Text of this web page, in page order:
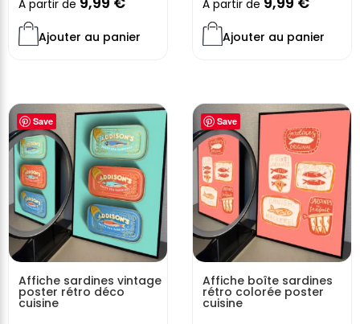
À partir de
Ajouter au panier
À partir de
Ajouter au panier
Save
Affiche sardines vintage
poster rétro déco
cuisine
Save
Affiche boîte sardines
rétro colorée poster
cuisine